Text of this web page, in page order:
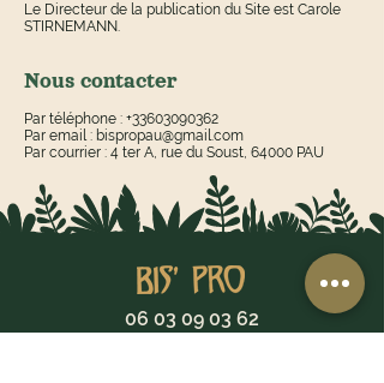
Le Directeur de la publication du Site est Carole
STIRNEMANN.
Nous contacter
Par téléphone : +33603090362
Par email : bispropau@gmail.com
Par courrier : 4 ter A, rue du Soust, 64000 PAU
06 03 09 03 62